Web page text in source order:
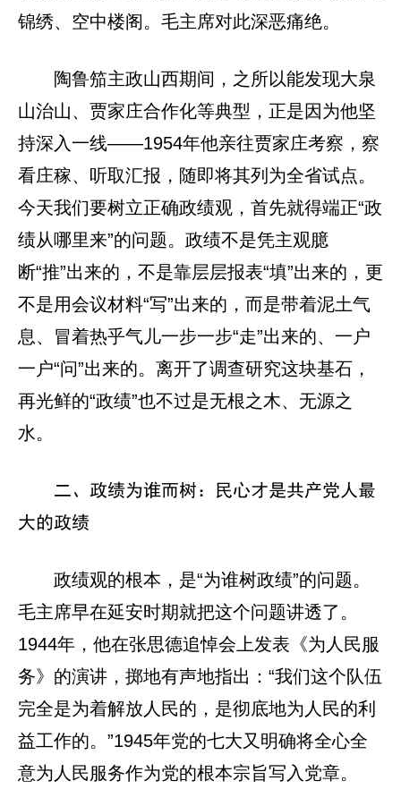
锦绣、空中楼阁。毛主席对此深恶痛绝。
陶鲁笳主政山西期间，之所以能发现大泉
山治山、贾家庄合作化等典型，正是因为他坚
持深入一线——1954年他亲往贾家庄考察，察
看庄稼、听取汇报，随即将其列为全省试点。
今天我们要树立正确政绩观，首先就得端正“政
绩从哪里来”的问题。政绩不是凭主观臆
断“推”出来的，不是靠层层报表“填”出来的，更
不是用会议材料“写”出来的，而是带着泥土气
息、冒着热乎气儿一步一步“走”出来的、一户
一户“问”出来的。离开了调查研究这块基石，
再光鲜的“政绩”也不过是无根之木、无源之
水。
二、政绩为谁而树：民心才是共产党人最
大的政绩
政绩观的根本，是“为谁树政绩”的问题。
毛主席早在延安时期就把这个问题讲透了。
1944年，他在张思德追悼会上发表《为人民服
务》的演讲，掷地有声地指出：“我们这个队伍
完全是为着解放人民的，是彻底地为人民的利
益工作的。”1945年党的七大又明确将全心全
意为人民服务作为党的根本宗旨写入党章。